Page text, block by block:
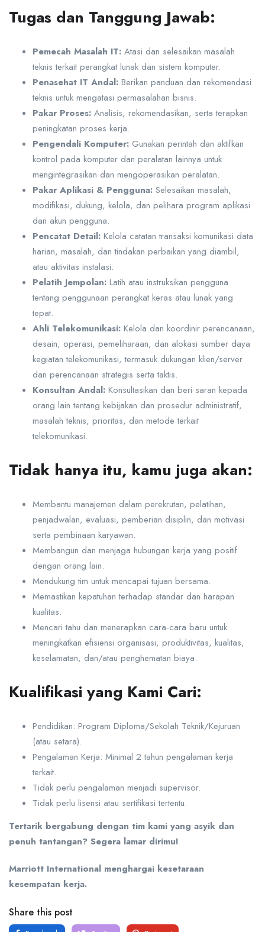
Tugas dan Tanggung Jawab:
Pemecah Masalah IT: Atasi dan selesaikan masalah
teknis terkait perangkat lunak dan sistem komputer.
Penasehat IT Andal: Berikan panduan dan rekomendasi
teknis untuk mengatasi permasalahan bisnis.
Pakar Proses: Analisis, rekomendasikan, serta terapkan
peningkatan proses kerja.
Pengendali Komputer: Gunakan perintah dan aktifkan
kontrol pada komputer dan peralatan lainnya untuk
mengintegrasikan dan mengoperasikan peralatan.
Pakar Aplikasi & Pengguna: Selesaikan masalah,
modifikasi, dukung, kelola, dan pelihara program aplikasi
dan akun pengguna.
Pencatat Detail: Kelola catatan transaksi komunikasi data
harian, masalah, dan tindakan perbaikan yang diambil,
atau aktivitas instalasi.
Pelatih Jempolan: Latih atau instruksikan pengguna
tentang penggunaan perangkat keras atau lunak yang
tepat.
Ahli Telekomunikasi: Kelola dan koordinir perencanaan,
desain, operasi, pemeliharaan, dan alokasi sumber daya
kegiatan telekomunikasi, termasuk dukungan klien/server
dan perencanaan strategis serta taktis.
Konsultan Andal: Konsultasikan dan beri saran kepada
orang lain tentang kebijakan dan prosedur administratif,
masalah teknis, prioritas, dan metode terkait
telekomunikasi.
Tidak hanya itu, kamu juga akan:
Membantu manajemen dalam perekrutan, pelatihan,
penjadwalan, evaluasi, pemberian disiplin, dan motivasi
serta pembinaan karyawan.
Membangun dan menjaga hubungan kerja yang positif
dengan orang lain.
Mendukung tim untuk mencapai tujuan bersama.
Memastikan kepatuhan terhadap standar dan harapan
kualitas.
Mencari tahu dan menerapkan cara-cara baru untuk
meningkatkan efisiensi organisasi, produktivitas, kualitas,
keselamatan, dan/atau penghematan biaya.
Kualifikasi yang Kami Cari:
Pendidikan: Program Diploma/Sekolah Teknik/Kejuruan
(atau setara).
Pengalaman Kerja: Minimal 2 tahun pengalaman kerja
terkait.
Tidak perlu pengalaman menjadi supervisor.
Tidak perlu lisensi atau sertifikasi tertentu.
Tertarik bergabung dengan tim kami yang asyik dan
penuh tantangan? Segera lamar dirimu!
Marriott International menghargai kesetaraan
kesempatan kerja.
Share this post